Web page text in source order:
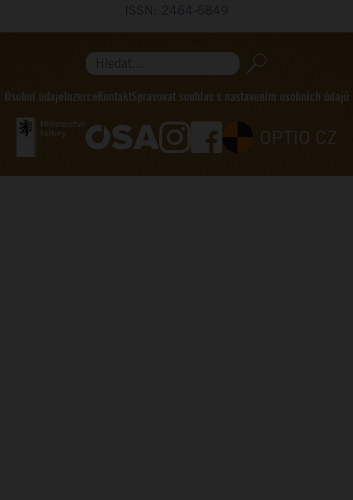
Hledat...
Osobní údaje Inzerce KontaktSpravovat souhlas s nastavením osobních údajů